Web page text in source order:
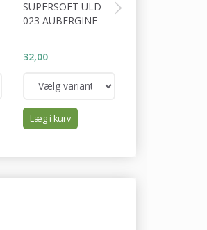
SUPERSOFT ULD
023 AUBERGINE
32,00
Læg i kurv